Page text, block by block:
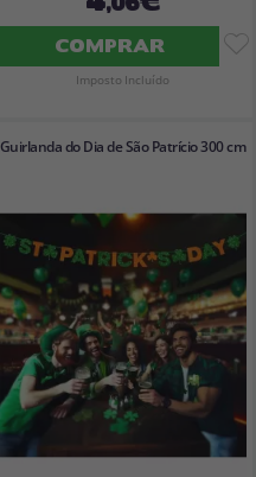
COMPRAR
Imposto Incluído
Guirlanda do Dia de São Patrício 300 cm